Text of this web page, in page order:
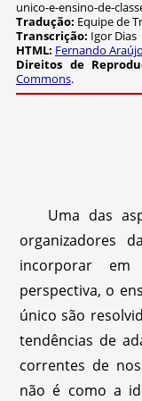
unico-e-ensino-de-
Tradução: Equipe de
Transcrição: Igor Dias
HTML: Fernando Araújo
Direitos de
Commons.
Uma das
organizadores
incorporar
perspectiva, o
único são
tendências de
correntes de
não é como a